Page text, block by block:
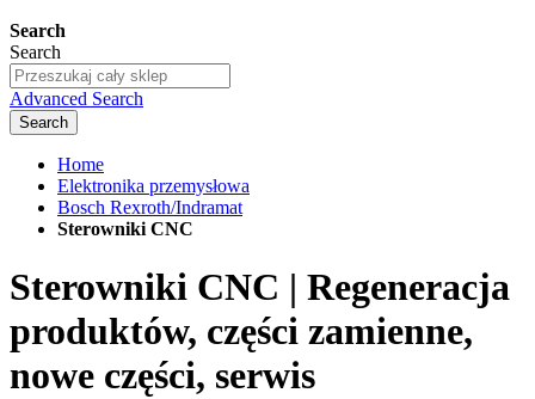
Search
Search
Advanced Search
Search
Home
Elektronika przemysłowa
Bosch Rexroth/Indramat
Sterowniki CNC
Sterowniki CNC | Regeneracja
produktów, części zamienne,
nowe części, serwis